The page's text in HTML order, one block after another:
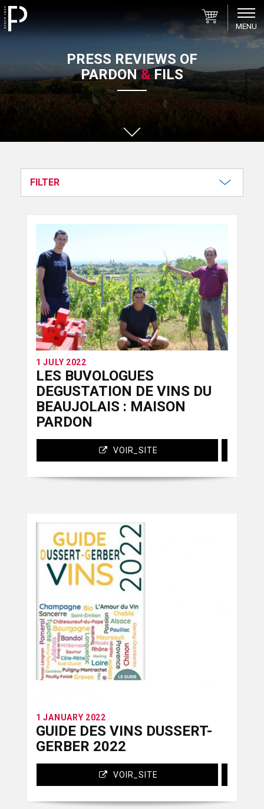
MENU
PRESS REVIEWS OF
PARDON&FILS
FILTER
Internet
Guides
1 JULY 2022
LES BUVOLOGUES
DEGUSTATION DE VINS DU
BEAUJOLAIS : MAISON
PARDON
VOIR_SITE
1 JANUARY 2022
GUIDE DES VINS DUSSERT-
GERBER 2022
VOIR_SITE